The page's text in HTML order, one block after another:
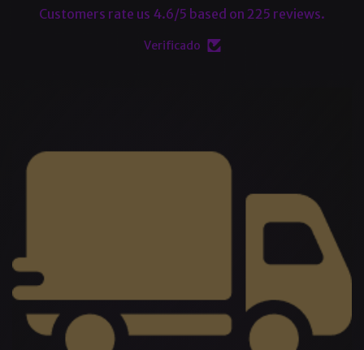
Customers rate us 4.6/5 based on 225 reviews.
Verificado